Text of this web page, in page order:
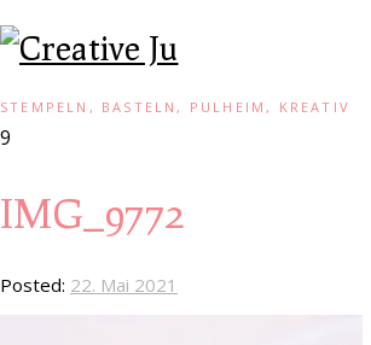
STEMPELN, BASTELN, PULHEIM, KREATIV
9
IMG_9772
Posted: 22. Mai 2021